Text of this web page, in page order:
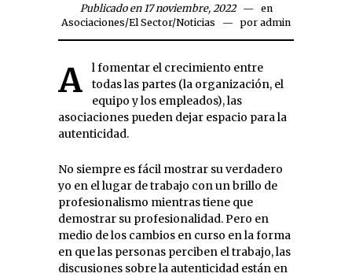
Publicado en 17 noviembre, 2022
en
Asociaciones/El Sector/Noticias por admin
Al fomentar el crecimiento entre
todas las partes (la organización, el
equipo y los empleados), las
asociaciones pueden dejar espacio para la
autenticidad.
No siempre es fácil mostrar su verdadero
yo en el lugar de trabajo con un brillo de
profesionalismo mientras tiene que
demostrar su profesionalidad. Pero en
medio de los cambios en curso en la forma
en que las personas perciben el trabajo, las
discusiones sobre la autenticidad están en